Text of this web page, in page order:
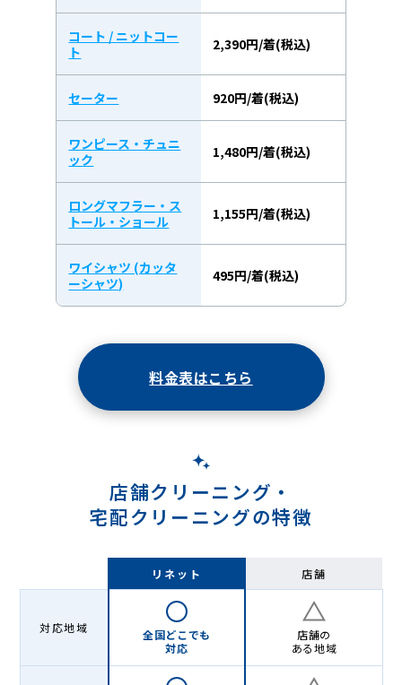
コート / ニットコー
ト
2,390円/着(税込)
セーター 920円/着(税込)
ワンピース・チュニ
ック
1,480円/着(税込)
ロングマフラー・ス
トール・ショール
1,155円/着(税込)
ワイシャツ (カッタ
ーシャツ)
495円/着(税込)
料金表はこちら
店舗クリーニング・
宅配クリーニングの特徴
リネット 店舗
対応地域
全国どこでも
対応
店舗の
ある地域